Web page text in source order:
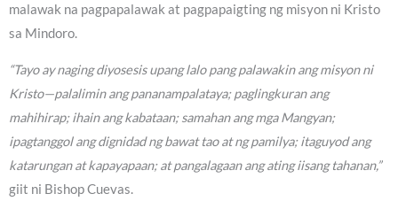
malawak na pagpapalawak at pagpapaigting ng misyon ni Kristo
sa Mindoro.
“Tayo ay naging diyosesis upang lalo pang palawakin ang misyon ni
Kristo—palalimin ang pananampalataya; paglingkuran ang
mahihirap; ihain ang kabataan; samahan ang mga Mangyan;
ipagtanggol ang dignidad ng bawat tao at ng pamilya; itaguyod ang
katarungan at kapayapaan; at pangalagaan ang ating iisang tahanan,”
giit ni Bishop Cuevas.